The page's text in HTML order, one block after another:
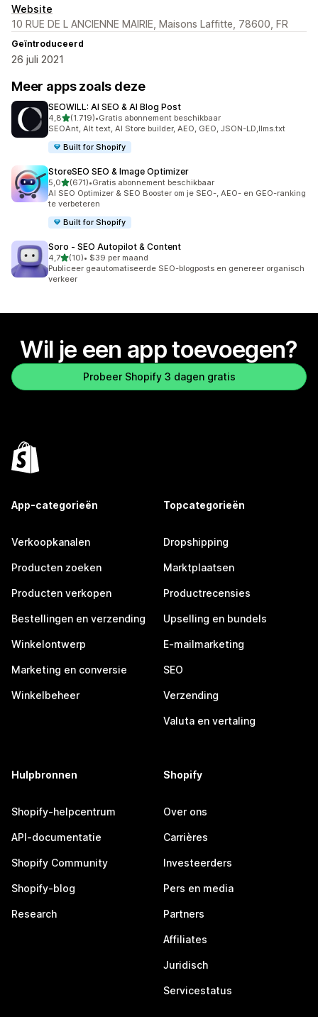
Website
10 RUE DE L ANCIENNE MAIRIE, Maisons Laffitte, 78600, FR
Geïntroduceerd
26 juli 2021
Meer apps zoals deze
SEOWILL: AI SEO & AI Blog Post
4,8van 5 sterren
(1.719)
1719 recensies in totaal
•Gratis abonnement beschikbaar
SEOAnt, Alt text, AI Store builder, AEO, GEO, JSON-LD,llms.txt
Built for Shopify
StoreSEO SEO & Image Optimizer
5,0van 5 sterren
(671)
671 recensies in totaal
•Gratis abonnement beschikbaar
AI SEO Optimizer & SEO Booster om je SEO-, AEO- en GEO-ranking
te verbeteren
Built for Shopify
Soro ‑ SEO Autopilot & Content
4,7van 5 sterren
(10)
10 recensies in totaal
• $39 per maand
Publiceer geautomatiseerde SEO-blogposts en genereer organisch
verkeer
Wil je een app toevoegen?
Probeer Shopify 3 dagen gratis
App-categorieën
Verkoopkanalen
Producten zoeken
Producten verkopen
Bestellingen en verzending
Winkelontwerp
Marketing en conversie
Winkelbeheer
Topcategorieën
Dropshipping
Marktplaatsen
Productrecensies
Upselling en bundels
E-mailmarketing
SEO
Verzending
Valuta en vertaling
Hulpbronnen
Shopify-helpcentrum
API-documentatie
Shopify Community
Shopify-blog
Research
Shopify
Over ons
Carrières
Investeerders
Pers en media
Partners
Affiliates
Juridisch
Servicestatus